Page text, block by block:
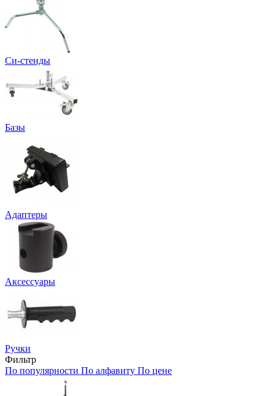
Си-стенды
Базы
Адаптеры
Аксессуары
Ручки
Фильтр
По популярности По алфавиту По цене